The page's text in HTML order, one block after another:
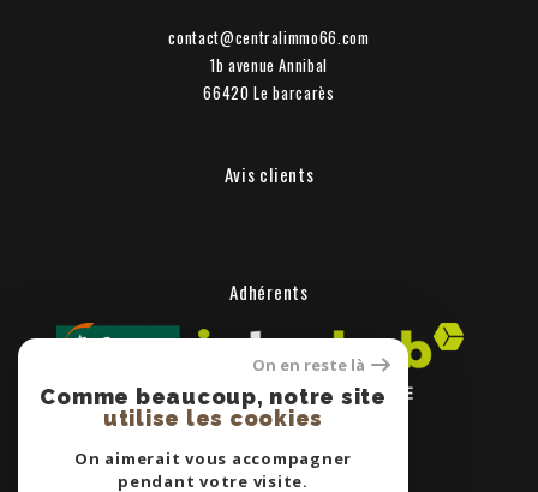
contact@centralimmo66.com
1b avenue Annibal
66420 le barcarès
Avis clients
Adhérents
On en reste là
Comme beaucoup, notre site
utilise les cookies
On aimerait vous accompagner
pendant votre visite.